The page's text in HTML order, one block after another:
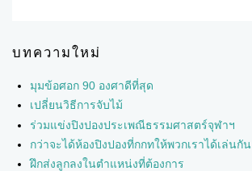
บทความใหม่
มุมข้อศอก 90 องศาดีที่สุด
เปลี่ยนวิธีการจับไม้
ร่วมแข่งปิงปองประเพณีธรรมศาสตร์จุฬาฯ
กว่าจะได้ห้องปิงปองที่กกทให้พวกเราได้เล่นกัน
ฝึกส่งลูกลงในตำแหน่งที่ต้องการ